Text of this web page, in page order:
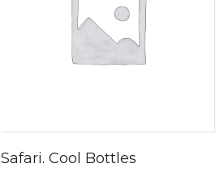
Safari. Cool Bottles